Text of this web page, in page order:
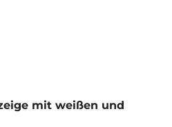
mit weißen und